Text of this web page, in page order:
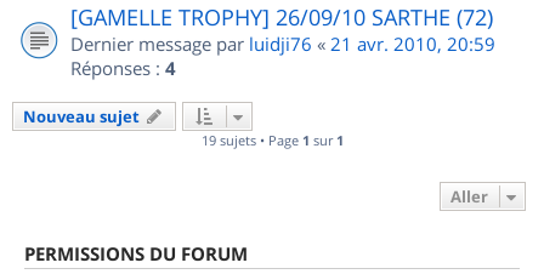
[GAMELLE TROPHY] 26/09/10 SARTHE (72)
Dernier message par luidji76 « 21 avr. 2010, 20:59
Réponses : 4
Nouveau sujet
19 sujets • Page 1 sur 1
Aller
PERMISSIONS DU FORUM